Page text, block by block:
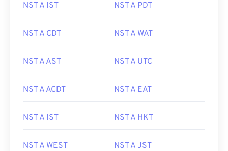
NST A IST NST A PDT
NST A CDT NST A WAT
NST A AST NST A UTC
NST A ACDT NST A EAT
NST A IST NST A HKT
NST A WEST NST A JST